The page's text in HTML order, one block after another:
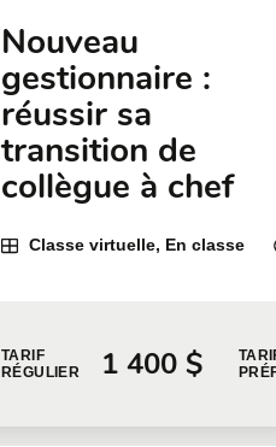
Nouveau
gestionnaire :
réussir sa
transition de
collègue à chef
Classe virtuelle, En classe
TARIF
RÉGULIER
1 400 $